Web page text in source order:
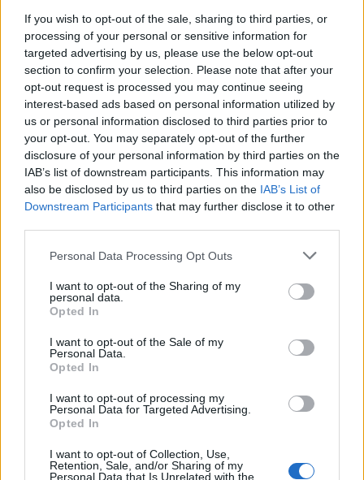
If you wish to opt-out of the sale, sharing to third parties, or
processing of your personal or sensitive information for
targeted advertising by us, please use the below opt-out
section to confirm your selection. Please note that after your
opt-out request is processed you may continue seeing
interest-based ads based on personal information utilized by
us or personal information disclosed to third parties prior to
your opt-out. You may separately opt-out of the further
disclosure of your personal information by third parties on the
IAB’s list of downstream participants. This information may
also be disclosed by us to third parties on the IAB’s List of
Downstream Participants that may further disclose it to other
Please note that this website/app uses one or more Google
not limited to your visit or usage behaviour. You may click to
grant or deny consent to Google and its third-party tags to
use your data for below specified purposes in below Google
consent section.
Personal Data Processing Opt Outs
I want to opt-out of the Sharing of my
personal data.
Opted In
I want to opt-out of the Sale of my
Personal Data.
Opted In
I want to opt-out of processing my
Personal Data for Targeted Advertising.
Opted In
I want to opt-out of Collection, Use,
Retention, Sale, and/or Sharing of my
Personal Data that Is Unrelated with the
ΑΣΕΠ: Εξ αποστάσεως η πιο Εύκολη
Πιστοποίηση Υπολογιστών σε 2
μέρες
Μάθε πρώτος όλες τις σημαντικές
ειδήσεις.
Βάλε το proson.gr στα αποτελέσματα
αναζήτησης της Google
Δημοφιλείς Ειδήσεις
Ανοικτές 1.779 θέσεις εργασίας στο
Δημόσιο (χωρίς πτυχίο)